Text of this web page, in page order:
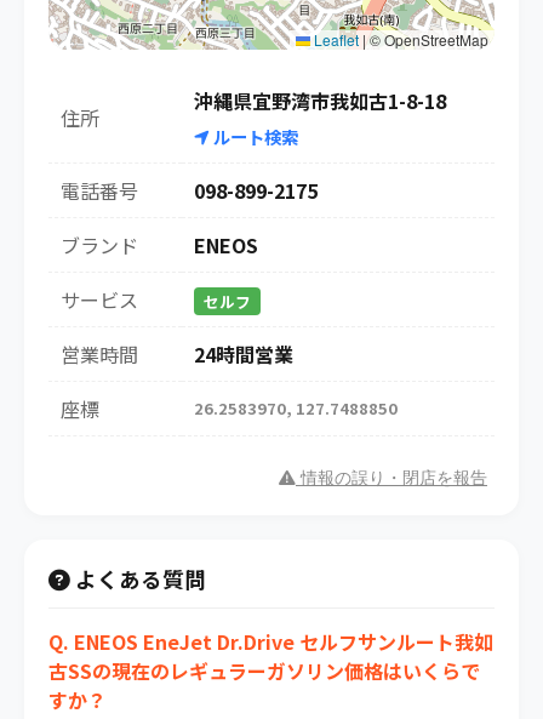
Leaflet | © OpenStreetMap
住所
沖縄県宜野湾市我如古1-8-18
ルート検索
電話番号
098-899-2175
ブランド
ENEOS
サービス
セルフ
営業時間
24時間営業
座標
26.2583970, 127.7488850
情報の誤り・閉店を報告
よくある質問
Q. ENEOS EneJet Dr.Drive セルフサンルート我如
古SSの現在のレギュラーガソリン価格はいくらで
すか？